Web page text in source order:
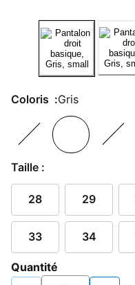
Coloris :Gris
Taille :
28 29
33 34
Quantité